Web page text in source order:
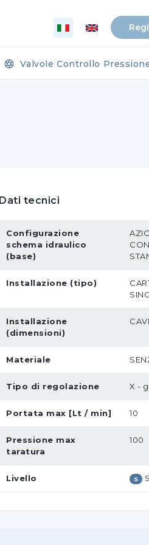
Valvole Controllo
Dati tecnici
Configurazione
schema idraulico
(base)
Installazione (tipo)
Installazione
(dimensioni)
Materiale
Tipo di regolazione X -
Portata max [Lt / min] 10
Pressione max
taratura
100
Livello S